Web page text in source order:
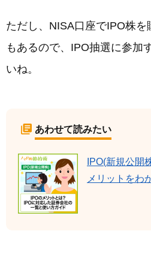
ただし、NISA口座でIPO株
もあるので、IPO抽選に参加
いね。
あわせて読みたい
IPO(新規公開
メリットをわ